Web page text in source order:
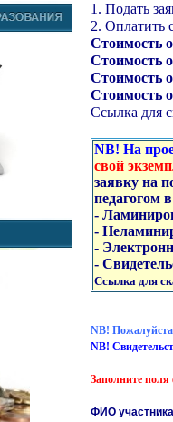
1. Подать
2. Оплатить
Стоимость
Стоимость
Стоимость
Стоимость
Ссылка для
NB! На
свой
заявку на
педагогом
-
-
-
-
Ссылка для
NB!
NB!
Заполните
ФИО